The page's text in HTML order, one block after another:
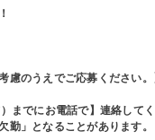
慮のうえでご応募ください。
でにお電話で】連絡してく
」となることがあります。